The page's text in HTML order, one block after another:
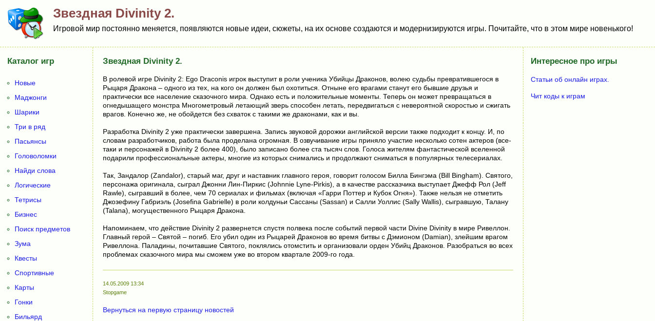
Звездная Divinity 2.
Игровой мир постоянно меняется, появляются новые идеи, сюжеты, на их основе создаются и модернизируются игры. Почитайте, что в этом мире новенького!
Звездная Divinity 2.
В ролевой игре Divinity 2: Ego Draconis игрок выступит в роли ученика Убийцы Драконов, волею судьбы превратившегося в
Рыцаря Дракона – одного из тех, на кого он должен был охотиться. Отныне его врагами станут его бывшие друзья и
практически все население сказочного мира. Однако есть и положительные моменты. Теперь он может превращаться в
огнедышащего монстра Многометровый летающий зверь способен летать, передвигаться с невероятной скоростью и сжигать
врагов. Конечно же, не обойдется без схваток с такими же драконами, как и вы.
Разработка Divinity 2 уже практически завершена. Запись звуковой дорожки английской версии также подходит к концу. И, по
словам разработчиков, работа была проделана огромная. В озвучивание игры приняло участие несколько сотен актеров (все-
таки и персонажей в Divinity 2 более 400), было записано более ста тысяч слов. Голоса жителям фантастической вселенной
подарили профессиональные актеры, многие из которых снимались и продолжают сниматься в популярных телесериалах.
Так, Зандалор (Zandalor), старый маг, друг и наставник главного героя, говорит голосом Билла Бингэма (Bill Bingham). Святого,
персонажа оригинала, сыграл Джонни Лин-Пиркис (Johnnie Lyne-Pirkis), а в качестве рассказчика выступает Джефф Рол (Jeff
Rawle), сыгравший в более, чем 70 сериалах и фильмах (включая «Гарри Поттер и Кубок Огня»). Также нельзя не отметить
Джозефину Габриэль (Josefina Gabrielle) в роли колдуньи Сассаны (Sassan) и Салли Уоллис (Sally Wallis), сыгравшую, Талану
(Talana), могущественного Рыцаря Дракона.
Напоминаем, что действие Divinity 2 развернется спустя полвека после событий первой части Divine Divinity в мире Ривеллон.
Главный герой – Святой – погиб. Его убил один из Рыцарей Драконов во время битвы с Дэмионом (Damian), злейшим врагом
Ривеллона. Паладины, почитавшие Святого, поклялись отомстить и организовали орден Убийц Драконов. Разобраться во всех
проблемах сказочного мира мы сможем уже во втором квартале 2009-го года.
14.05.2009 13:34
Stopgame
Вернуться на первую страницу новостей
Каталог игр
Новые
Маджонги
Шарики
Три в ряд
Пасьянсы
Головоломки
Найди слова
Логические
Тетрисы
Бизнес
Поиск предметов
Зума
Квесты
Спортивные
Карты
Гонки
Бильярд
Интересное про игры
Статьи об онлайн играх.
Чит коды к играм